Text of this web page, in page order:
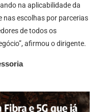
na aplicabilidade da
nas escolhas por parcerias
de todos os
afirmou o dirigente.